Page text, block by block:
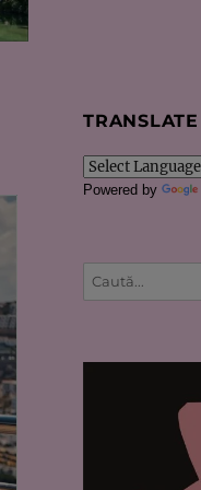
TRANSLATE
Powered by
Caută
după: